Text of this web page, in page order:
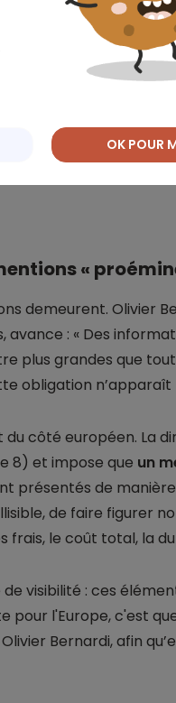
l’Université
insiste sur
dans les
évidemment une
«
demeurent. Olivier
: « Des
plus grandes que
obligation n’apparaît
côté européen. La
8) et impose que un
présentés de
de faire figurer
frais, le coût total, la
visibilité : ces
pour l'Europe, c'est
Bernardi, afin
OK POUR